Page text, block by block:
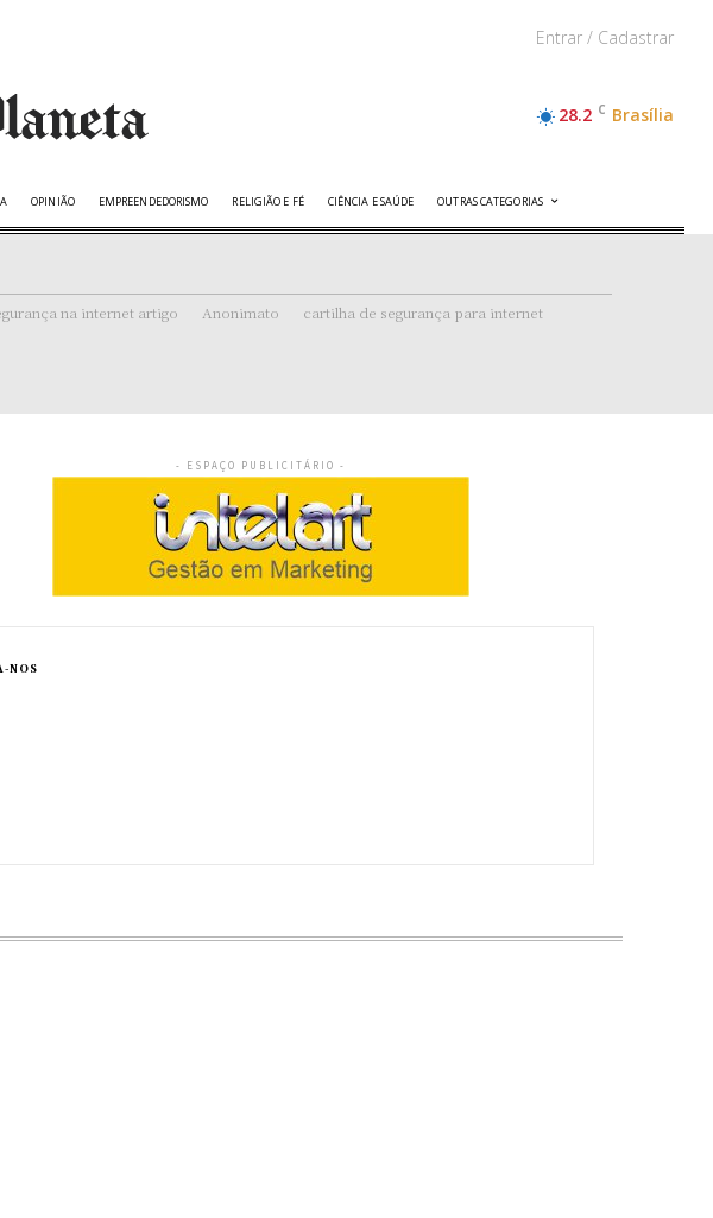
Entrar / Cadastrar
28.2 C Brasília
OPINIÃO EMPREENDEDORISMO RELIGIÃO E FÉ CIÊNCIA E SAÚDE OUTRAS CATEGORIAS
na internet artigo Anonimato
cartilha de segurança para internet
- ESPAÇO PUBLICITÁRIO -
NOS